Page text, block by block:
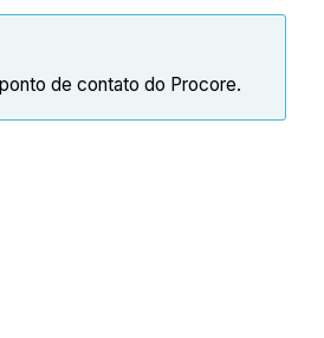
de contato do Procore.